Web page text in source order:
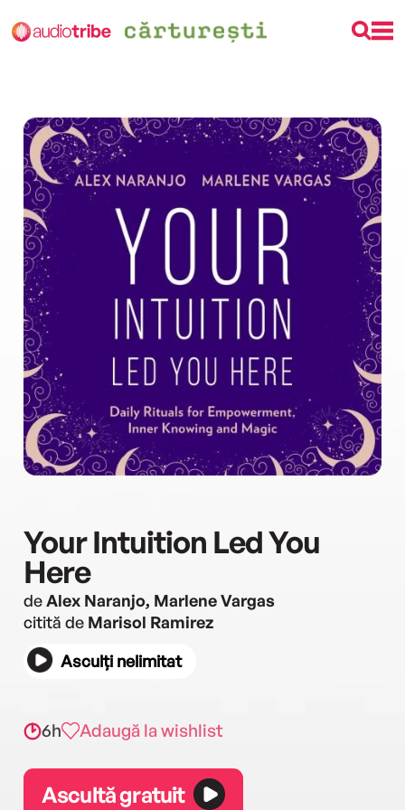
Your Intuition Led You
Here
deAlex Naranjo, Marlene Vargas
citită de Marisol Ramirez
Asculți nelimitat
6h Adaugă la wishlist
Ascultă gratuit